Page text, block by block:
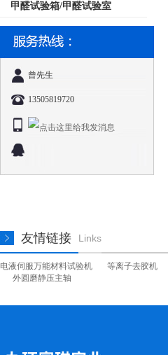
甲醛试验箱/甲醛试验室
曾先生
13505819720
友情链接 Links
电液伺服万能材料试验机 等离子去胶机
外圆磨静压主轴